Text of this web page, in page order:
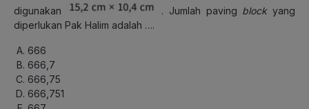
digunakan
. Jumlah paving blockyang
diperlukan Pak Halim adalah ….
666
666,7
666,75
666,751